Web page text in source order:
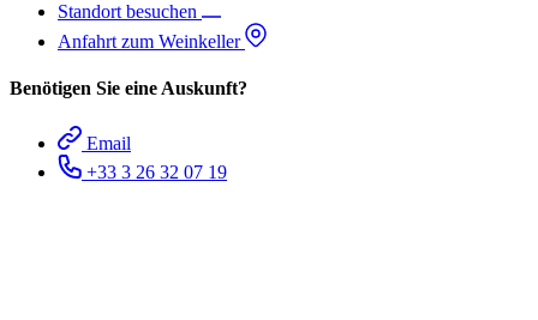
Standort besuchen
Anfahrt zum Weinkeller
Benötigen Sie eine Auskunft?
Email
+33 3 26 32 07 19